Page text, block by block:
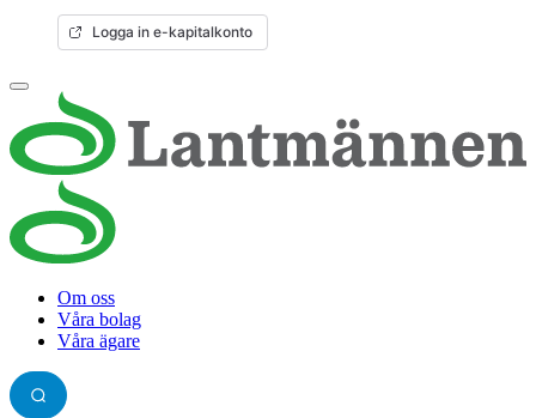
Logga in e-kapitalkonto
Om oss
Våra bolag
Våra ägare